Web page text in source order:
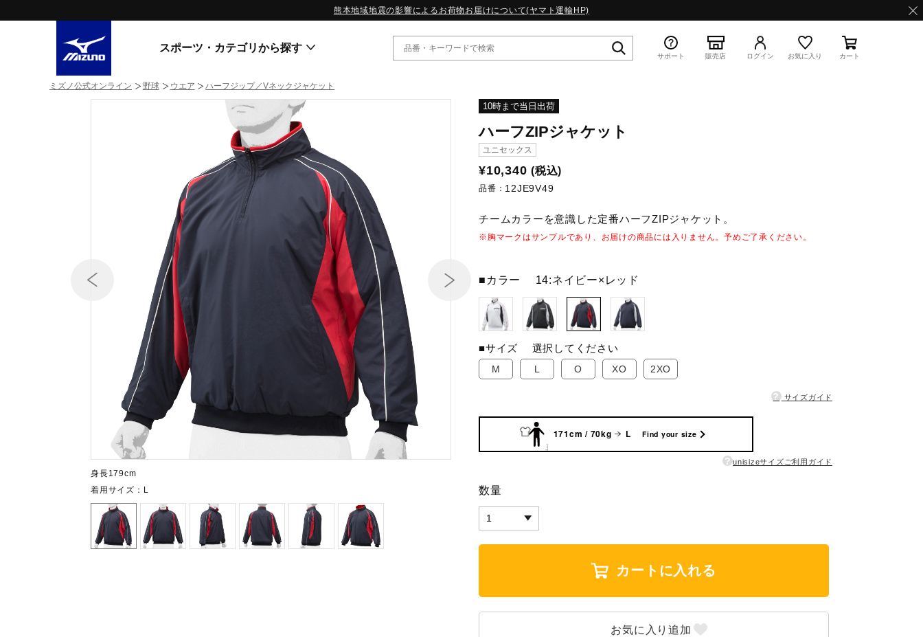
熊本地域地震の影響によるお荷物お届けについて(ヤマト運輸HP)
スポーツ・カテゴリから探す
スニーカー
ウィンタースポーツ
ウォーキングシューズ
ライフスタイルグッズ
スニーカー
すべてのシリーズ
WAVE PROPHECY
MORELIA LS
WAVE RIDER
MXR
ゴアテックス
コラボレーション
MORELIA LS｜特集
W.PROPHECY1｜特集
WP MAGIC MITA｜特集
WP STRAP｜特集
スペシャルカラーパック｜特集
WP STRAP 2｜特集
マーガレット・ハウエル｜特集
KICKS & ECHO｜特集
WAVE PROPHECY 13.2
サポート 販売店 ログイン お気に入り カート
ミズノ公式オンライン 野球 ウエア ハーフジップ／Vネックジャケット
10時まで当日出荷
ハーフZIPジャケット
ユニセックス
身長179cm
着用サイズ：L
¥10,340 (税込)
品番： 12JE9V49
チームカラーを意識した定番ハーフZIPジャケット。
※胸マークはサンプルであり、お届けの商品には入りません。予めご了承ください。
■カラー 14:ネイビー×レッド
■サイズ 選択してください
M L O XO 2XO
? サイズガイド
171cm / 70kg L Find your size
? unisizeサイズご利用ガイド
数量
カートに入れる